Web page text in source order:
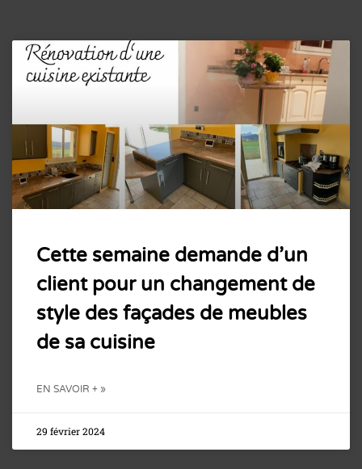
Cette semaine demande d’un
client pour un changement de
style des façades de meubles
de sa cuisine
EN SAVOIR + »
29 février 2024